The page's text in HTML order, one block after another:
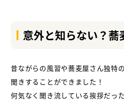
意外と知らない？蕎
昔ながらの風習や蕎麦屋さん独特
聞きすることができました！
何気なく聞き流している挨拶だっ